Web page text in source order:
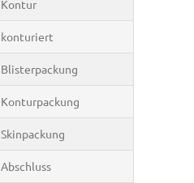
Kontur
konturiert
Blisterpackung
Konturpackung
Skinpackung
Abschluss